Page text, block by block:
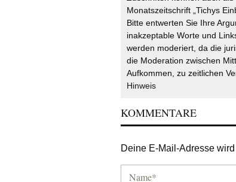
Monatszeitschrift „Tichys
Bitte entwerten Sie Ihre
inakzeptable Worte und
werden moderiert, da die
die Moderation zwischen
Aufkommen, zu zeitlichen
Hinweis
KOMMENTARE
Deine E-Mail-Adresse